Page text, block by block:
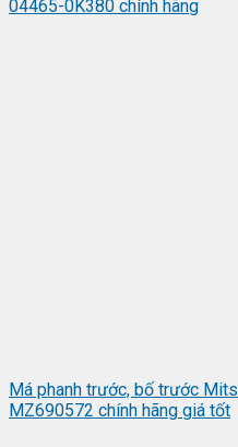
04465-0K380 chính hãng
Má phanh trước, bố trước
MZ690572 chính hãng giá tốt